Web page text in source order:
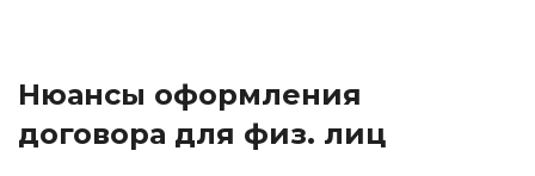
Нюансы оформления
договора для физ. лиц